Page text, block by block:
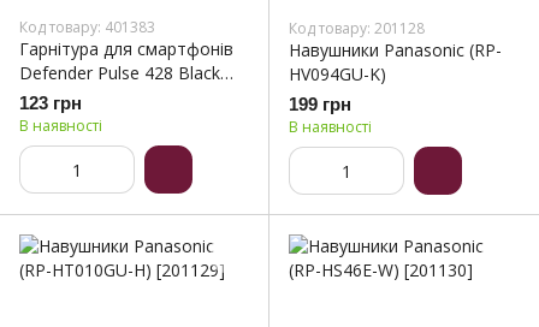
Код товару: 401383
Гарнітура для смартфонів
Defender Pulse 428 Black
(63428)
123 грн
В наявності
Код товару: 201128
Навушники Panasonic (RP-
HV094GU-K)
199 грн
В наявності